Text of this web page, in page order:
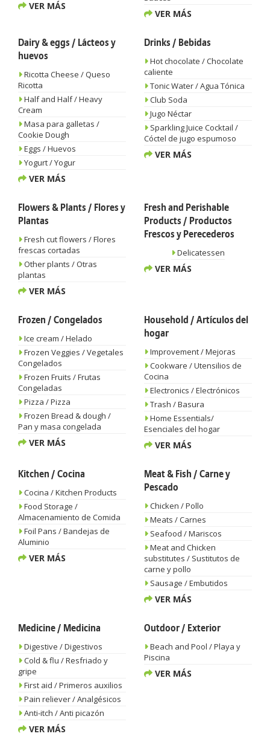
VER MÁS
VER MÁS
Dairy & eggs / Lácteos y
huevos
Ricotta Cheese / Queso
Ricotta
Half and Half / Heavy
Cream
Masa para galletas /
Cookie Dough
Eggs / Huevos
Yogurt / Yogur
VER MÁS
Drinks / Bebidas
Hot chocolate / Chocolate
caliente
Tonic Water / Agua Tónica
Club Soda
Jugo Néctar
Sparkling Juice Cocktail /
Cóctel de jugo espumoso
VER MÁS
Flowers & Plants / Flores y
Plantas
Fresh cut flowers / Flores
frescas cortadas
Other plants / Otras
plantas
VER MÁS
Fresh and Perishable
Products / Productos
Frescos y Perecederos
Delicatessen
VER MÁS
Frozen / Congelados
Ice cream / Helado
Frozen Veggies / Vegetales
Congelados
Frozen Fruits / Frutas
Congeladas
Pizza / Pizza
Frozen Bread & dough /
Pan y masa congelada
VER MÁS
Household / Artículos del
hogar
Improvement / Mejoras
Cookware / Utensilios de
Cocina
Electronics / Electrónicos
Trash / Basura
Home Essentials/
Esenciales del hogar
VER MÁS
Kitchen / Cocina
Cocina / Kitchen Products
Food Storage /
Almacenamiento de Comida
Foil Pans / Bandejas de
Aluminio
VER MÁS
Meat & Fish / Carne y
Pescado
Chicken / Pollo
Meats / Carnes
Seafood / Mariscos
Meat and Chicken
substitutes / Sustitutos de
carne y pollo
Sausage / Embutidos
VER MÁS
Medicine / Medicina
Digestive / Digestivos
Cold & flu / Resfriado y
gripe
First aid / Primeros auxilios
Pain reliever / Analgésicos
Anti-itch / Anti picazón
VER MÁS
Outdoor / Exterior
Beach and Pool / Playa y
Piscina
VER MÁS